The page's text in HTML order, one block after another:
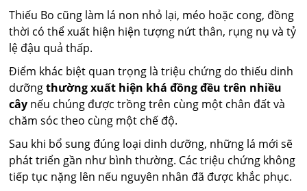
Thiếu Bo cũng làm lá non nhỏ lại, méo hoặc cong, đồng
thời có thể xuất hiện hiện tượng nứt thân, rụng nụ và tỷ
lệ đậu quả thấp.
Điểm khác biệt quan trọng là triệu chứng do thiếu dinh
dưỡngthường xuất hiện khá đồng đều trên nhiều
cây nếu chúng được trồng trên cùng một chân đất và
chăm sóc theo cùng một chế độ.
Sau khi bổ sung đúng loại dinh dưỡng, những lá mới sẽ
phát triển gần như bình thường. Các triệu chứng không
tiếp tục nặng lên nếu nguyên nhân đã được khắc phục.